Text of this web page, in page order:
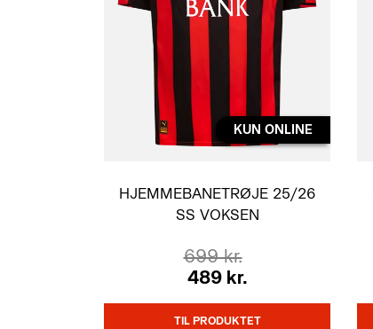
KUN ONLINE
HJEMMEBANETRØJE 25/26
SS VOKSEN
699 kr.
489 kr.
TIL PRODUKTET